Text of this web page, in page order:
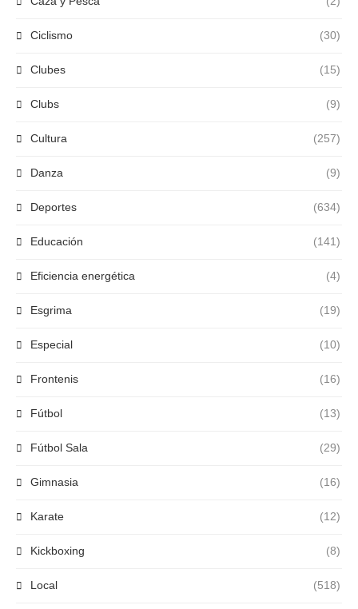
Ciclismo (30)
Clubes (15)
Clubs (9)
Cultura (257)
Danza (9)
Deportes (634)
Educación (141)
Eficiencia energética (4)
Esgrima (19)
Especial (10)
Frontenis (16)
Fútbol (13)
Fútbol Sala (29)
Gimnasia (16)
Karate (12)
Kickboxing (8)
Local (518)